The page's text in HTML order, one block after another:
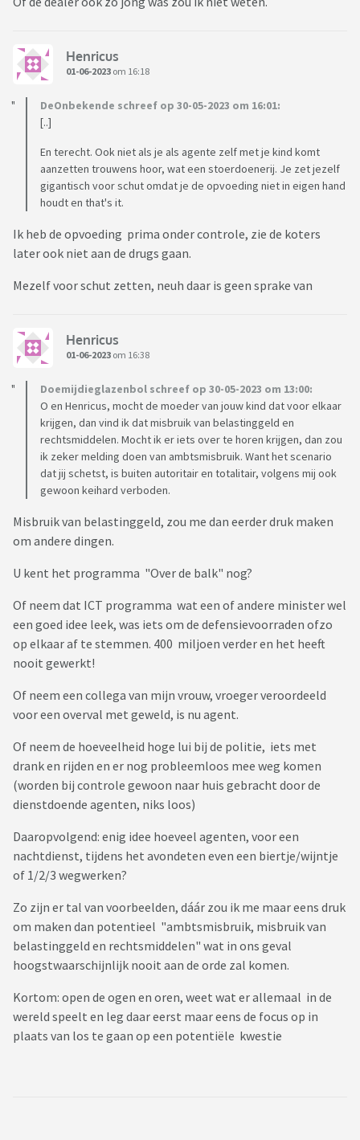
Henricus
01-06-2023 om 16:18
DeOnbekende schreef op 30-05-2023 om 16:01:
[..]
En terecht. Ook niet als je als agente zelf met je kind komt
aanzetten trouwens hoor, wat een stoerdoenerij. Je zet jezelf
gigantisch voor schut omdat je de opvoeding niet in eigen hand
houdt en that's it.
Ik heb de opvoeding prima onder controle, zie de koters
later ook niet aan de drugs gaan.
Mezelf voor schut zetten, neuh daar is geen sprake van
Henricus
01-06-2023 om 16:38
Doemijdieglazenbol schreef op 30-05-2023 om 13:00:
O en Henricus, mocht de moeder van jouw kind dat voor elkaar
krijgen, dan vind ik dat misbruik van belastinggeld en
rechtsmiddelen. Mocht ik er iets over te horen krijgen, dan zou
ik zeker melding doen van ambtsmisbruik. Want het scenario
dat jij schetst, is buiten autoritair en totalitair, volgens mij ook
gewoon keihard verboden.
Misbruik van belastinggeld, zou me dan eerder druk maken
om andere dingen.
U kent het programma "Over de balk" nog?
Of neem dat ICT programma wat een of andere minister wel
een goed idee leek, was iets om de defensievoorraden ofzo
op elkaar af te stemmen. 400 miljoen verder en het heeft
nooit gewerkt!
Of neem een collega van mijn vrouw, vroeger veroordeeld
voor een overval met geweld, is nu agent.
Of neem de hoeveelheid hoge lui bij de politie, iets met
drank en rijden en er nog probleemloos mee weg komen
(worden bij controle gewoon naar huis gebracht door de
dienstdoende agenten, niks loos)
Daaropvolgend: enig idee hoeveel agenten, voor een
nachtdienst, tijdens het avondeten even een biertje/wijntje
of 1/2/3 wegwerken?
Zo zijn er tal van voorbeelden, dáár zou ik me maar eens druk
om maken dan potentieel "ambtsmisbruik, misbruik van
belastinggeld en rechtsmiddelen" wat in ons geval
hoogstwaarschijnlijk nooit aan de orde zal komen.
Kortom: open de ogen en oren, weet wat er allemaal in de
wereld speelt en leg daar eerst maar eens de focus op in
plaats van los te gaan op een potentiële kwestie